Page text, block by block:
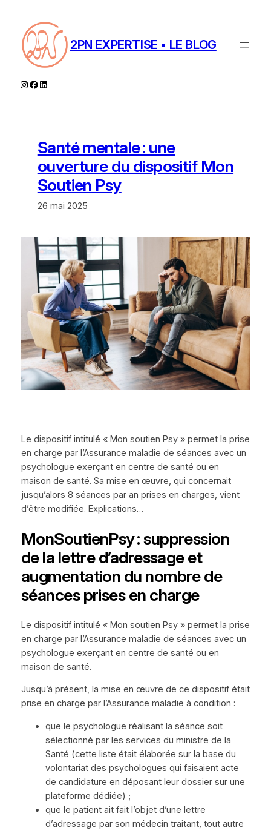
contenu
2PN EXPERTISE • LE BLOG
Instagram
Facebook
LinkedIn
Santé mentale : une
ouverture du dispositif Mon
Soutien Psy
26 mai 2025
Le dispositif intitulé « Mon soutien Psy » permet la prise
en charge par l’Assurance maladie de séances avec un
psychologue exerçant en centre de santé ou en
maison de santé. Sa mise en œuvre, qui concernait
jusqu’alors 8 séances par an prises en charges, vient
d’être modifiée. Explications…
MonSoutienPsy : suppression
de la lettre d’adressage et
augmentation du nombre de
séances prises en charge
Le dispositif intitulé « Mon soutien Psy » permet la prise
en charge par l’Assurance maladie de séances avec un
psychologue exerçant en centre de santé ou en
maison de santé.
Jusqu’à présent, la mise en œuvre de ce dispositif était
prise en charge par l’Assurance maladie à condition :
que le psychologue réalisant la séance soit
sélectionné par les services du ministre de la
Santé (cette liste était élaborée sur la base du
volontariat des psychologues qui faisaient acte
de candidature en déposant leur dossier sur une
plateforme dédiée) ;
que le patient ait fait l’objet d’une lettre
d’adressage par son médecin traitant, tout autre